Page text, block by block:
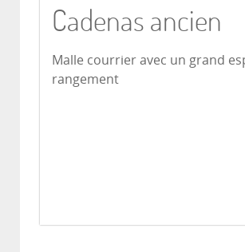
Cadenas ancien
Malle courrier avec un grand
rangement